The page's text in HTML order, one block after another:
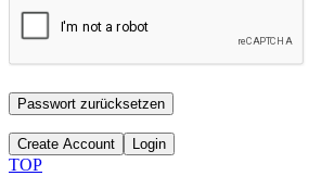
Passwort zurücksetzen
Create Account Login
TOP